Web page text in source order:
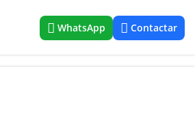
WhatsApp Contactar